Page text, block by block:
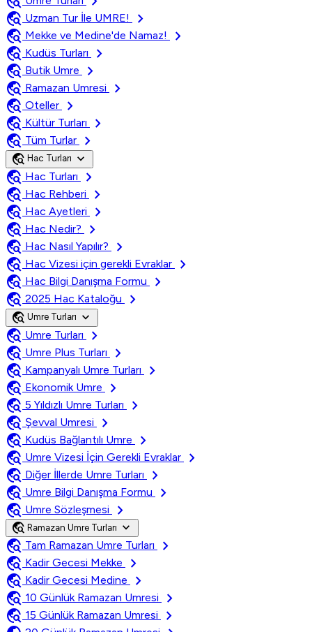
travel_explore Uzman Tur İle UMRE!
chevron_right
travel_explore Mekke ve Medine'de Namaz!
chevron_right
travel_explore Kudüs Turları
chevron_right
travel_explore Butik Umre
chevron_right
travel_explore Ramazan Umresi
chevron_right
travel_explore Oteller
chevron_right
travel_explore Kültür Turları
chevron_right
travel_explore Tüm Turlar chevron_right
travel_explore Hac Turları expand_more
travel_explore Hac Turları
chevron_right
travel_explore Hac Rehberi
chevron_right
travel_explore Hac Ayetleri
chevron_right
travel_explore Hac Nedir?
chevron_right
travel_explore Hac Nasıl Yapılır?
chevron_right
travel_explore Hac Vizesi için gerekli Evraklar
chevron_right
travel_explore Hac Bilgi Danışma Formu
chevron_right
travel_explore 2025 Hac Kataloğu chevron_right
travel_explore Umre Turları expand_more
travel_explore Umre Turları
chevron_right
travel_explore Umre Plus Turları
chevron_right
travel_explore Kampanyalı Umre Turları
chevron_right
travel_explore Ekonomik Umre
chevron_right
travel_explore 5 Yıldızlı Umre Turları
chevron_right
travel_explore Şevval Umresi
chevron_right
travel_explore Kudüs Bağlantılı Umre
chevron_right
travel_explore Umre Vizesi İçin Gerekli Evraklar
chevron_right
travel_explore Diğer İllerde Umre Turları
chevron_right
travel_explore Umre Bilgi Danışma Formu
chevron_right
travel_explore Umre Sözleşmesi chevron_right
travel_explore Ramazan Umre Turları expand_more
travel_explore Tam Ramazan Umre Turları
chevron_right
travel_explore Kadir Gecesi Mekke
chevron_right
travel_explore Kadir Gecesi Medine
chevron_right
travel_explore 10 Günlük Ramazan Umresi
chevron_right
travel_explore 15 Günlük Ramazan Umresi
chevron_right